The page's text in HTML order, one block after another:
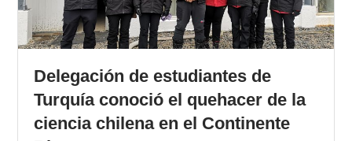
APP MÓVIL
Delegación de estudiantes de
Turquía conoció el quehacer de la
ciencia chilena en el Continente